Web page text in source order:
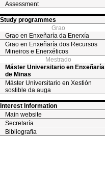
Assessment
Study programmes
Grao
Grao en Enxeñaría da Enerxía
Grao en Enxeñaría dos Recursos
Mineiros e Enerxéticos
Mestrado
Máster Universitario en Enxeñaría
de Minas
Máster Universitario en Xestión
sostible da auga
Interest Information
Main website
Secretaría
Bibliografía